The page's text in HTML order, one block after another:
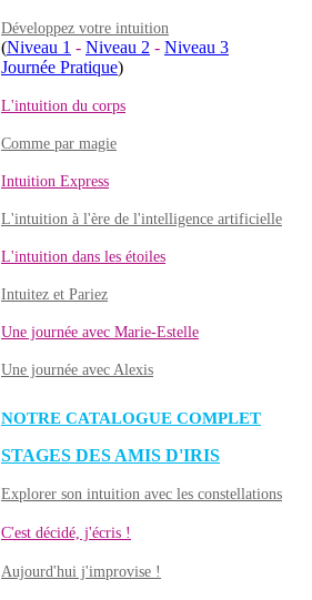
Développez votre intuition
(Niveau 1 - Niveau 2 - Niveau 3
Journée Pratique)
L'intuition du corps
Comme par magie
Intuition Express
L'intuition à l'ère de l'intelligence artificielle
L'intuition dans les étoiles
Intuitez et Pariez
Une journée avec Marie-Estelle
Une journée avec Alexis
NOTRE CATALOGUE COMPLET
STAGES DES AMIS D'IRIS
Explorer son intuition avec les constellations
C'est décidé, j'écris !
Aujourd'hui j'improvise !